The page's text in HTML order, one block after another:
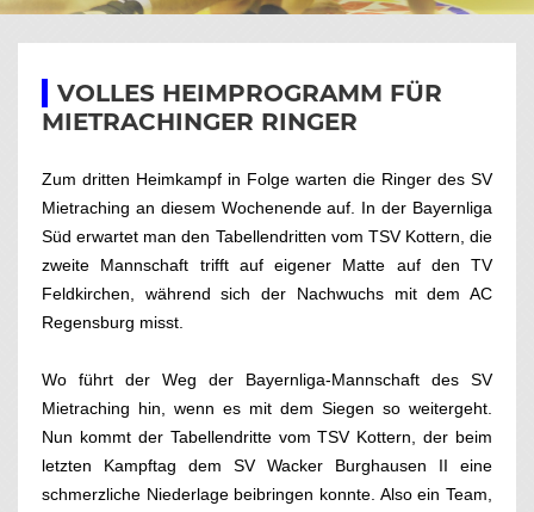
VOLLES HEIMPROGRAMM FÜR
MIETRACHINGER RINGER
Zum dritten Heimkampf in Folge warten die Ringer des SV
Mietraching an diesem Wochenende auf. In der Bayernliga
Süd erwartet man den Tabellendritten vom TSV Kottern, die
zweite Mannschaft trifft auf eigener Matte auf den TV
Feldkirchen, während sich der Nachwuchs mit dem AC
Regensburg misst.
Wo führt der Weg der Bayernliga-Mannschaft des SV
Mietraching hin, wenn es mit dem Siegen so weitergeht.
Nun kommt der Tabellendritte vom TSV Kottern, der beim
letzten Kampftag dem SV Wacker Burghausen II eine
schmerzliche Niederlage beibringen konnte. Also ein Team,